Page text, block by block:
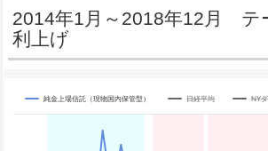
2014年1月～2018年12月 テ
利上げ
Chart
Line chart with 3 lines.
純金上場信託（現物国内保管型） 日経平均 NY